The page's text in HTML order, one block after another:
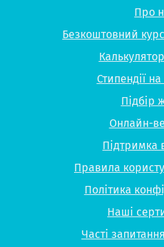
Про
Безкоштовний
Стипендії
Підбір
Онлайн-
Підтримка
Правила
Політика
Наші
Часті